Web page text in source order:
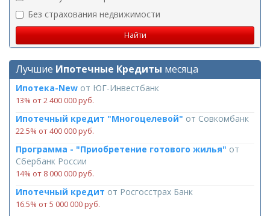
Без страхования недвижимости
Лучшие Ипотечные Кредиты месяца
Ипотека-New от ЮГ-Инвестбанк
13% от 2 400 000 руб.
Ипотечный кредит "Многоцелевой" от Совкомбанк
22.5% от 400 000 руб.
Программа - "Приобретение готового жилья" от
Сбербанк России
14% от 8 000 000 руб.
Ипотечный кредит от Росгосстрах Банк
16.5% от 5 000 000 руб.